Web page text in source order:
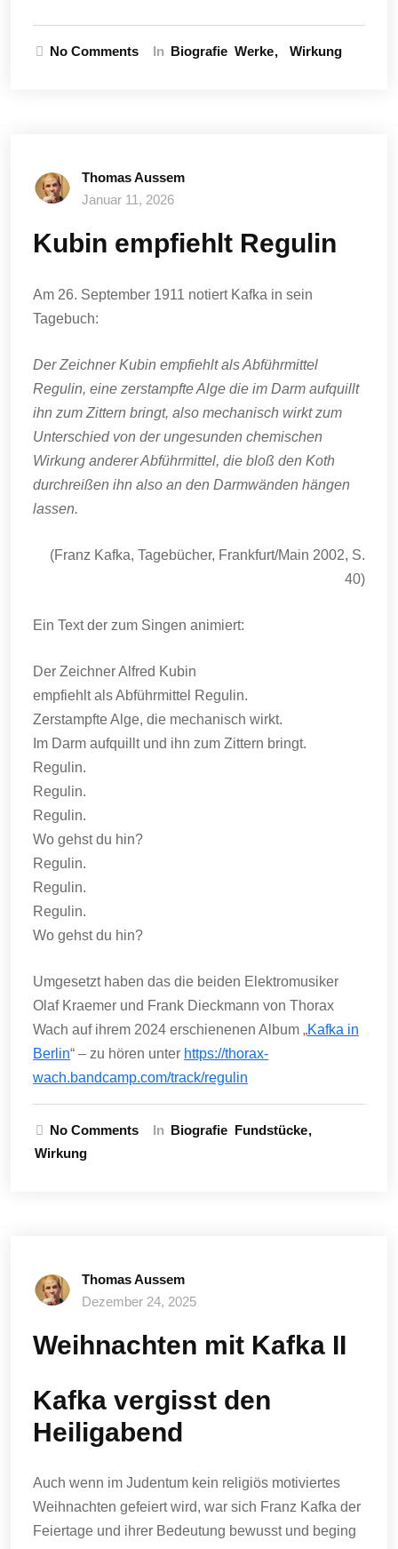
No Comments In Biografie Werke Wirkung
Thomas Aussem
Januar 11, 2026
Kubin empfiehlt Regulin
Am 26. September 1911 notiert Kafka in sein
Tagebuch:
Der Zeichner Kubin empfiehlt als Abführmittel
Regulin, eine zerstampfte Alge die im Darm aufquillt
ihn zum Zittern bringt, also mechanisch wirkt zum
Unterschied von der ungesunden chemischen
Wirkung anderer Abführmittel, die bloß den Koth
durchreißen ihn also an den Darmwänden hängen
lassen.
(Franz Kafka, Tagebücher, Frankfurt/Main 2002, S.
40)
Ein Text der zum Singen animiert:
Der Zeichner Alfred Kubin
empfiehlt als Abführmittel Regulin.
Zerstampfte Alge, die mechanisch wirkt.
Im Darm aufquillt und ihn zum Zittern bringt.
Regulin.
Regulin.
Regulin.
Wo gehst du hin?
Regulin.
Regulin.
Regulin.
Wo gehst du hin?
Umgesetzt haben das die beiden Elektromusiker
Olaf Kraemer und Frank Dieckmann von Thorax
Wach auf ihrem 2024 erschienenen Album „Kafka in
Berlin“ – zu hören unter https://thorax-
wach.bandcamp.com/track/regulin
No Comments In Biografie Fundstücke
Wirkung
Thomas Aussem
Dezember 24, 2025
Weihnachten mit Kafka II
Kafka vergisst den
Heiligabend
Auch wenn im Judentum kein religiös motiviertes
Weihnachten gefeiert wird, war sich Franz Kafka der
Feiertage und ihrer Bedeutung bewusst und beging